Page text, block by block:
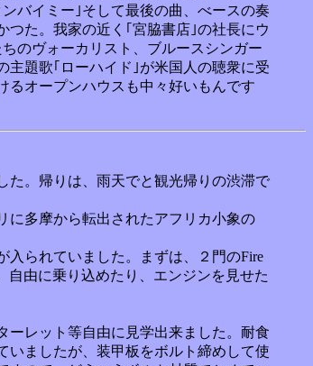
イミー｣そして最後の曲、べースの奏
た。我家の近く｢宮脇書店｣の社長にウ
のヴォーカリスト、ブルースシンガー
題歌｢ローハイド｣が米国人の聴衆に受
るオープンハウスも中々好いもんです
。帰りは、雨天でと観光帰りの渋滞で
に多摩から転出されたアフリカ小象の
られていました。まずは、２門のFire
自由に乗り込めたり、エンジンを見せた
レット等自由に見学出来ました。耐食
いましたが、装甲板をボルト締めして使